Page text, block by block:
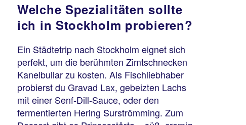
Welche Spezialitäten sollte
ich in Stockholm probieren?
Ein Städtetrip nach Stockholm eignet sich
perfekt, um die berühmten Zimtschnecken
Kanelbullar zu kosten. Als Fischliebhaber
probierst du Gravad Lax, gebeizten Lachs
mit einer Senf-Dill-Sauce, oder den
fermentierten Hering Surströmming. Zum